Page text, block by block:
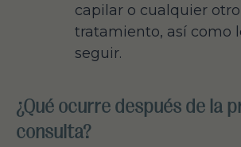
capilar o cualquier otro
tratamiento, así como
seguir.
¿Qué ocurre después de la
consulta?